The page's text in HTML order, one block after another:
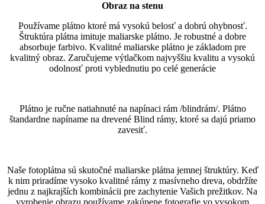
Obraz na stenu
Používame plátno ktoré má vysokú belosť a dobrú ohybnosť.
Štruktúra plátna imituje maliarske plátno. Je robustné a dobre
absorbuje farbivo. Kvalitné maliarske plátno je základom pre
kvalitný obraz. Zaručujeme výtlačkom najvyššiu kvalitu a vysokú
odolnosť proti vyblednutiu po celé generácie
Plátno je ručne natiahnuté na napínaci rám /blindrám/. Plátno
štandardne napíname na drevené Blind rámy, ktoré sa dajú priamo
zavesiť.
Naše fotoplátna sú skutočné maliarske plátna jemnej štruktúry. Keď
k nim priradíme vysoko kvalitné rámy z masívneho dreva, obdržíte
jednu z najkrajších kombinácii pre zachytenie Vašich prežitkov. Na